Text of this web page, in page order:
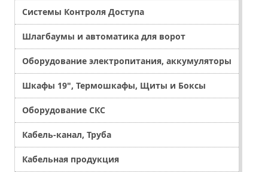
Системы Контроля Доступа
Шлагбаумы и автоматика для ворот
Оборудование электропитания, аккумуляторы
Шкафы 19", Термошкафы, Щиты и Боксы
Оборудование СКС
Кабель-канал, Труба
Кабельная продукция